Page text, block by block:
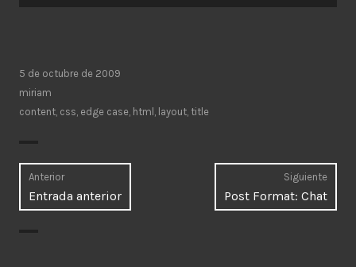
5 de octubre de 2009
miriam
content css edge case html layout title
Navegación
de
Anterior
Entrada
anterior:
Entrada anterior
Siguiente
Post Format: Chat